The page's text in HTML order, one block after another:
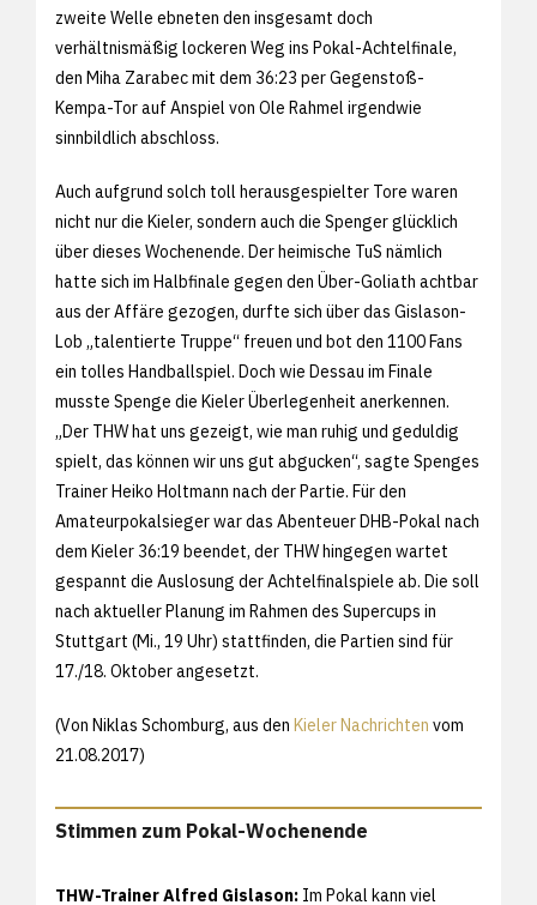
zweite Welle ebneten den insgesamt doch
verhältnismäßig lockeren Weg ins Pokal-Achtelfinale,
den Miha Zarabec mit dem 36:23 per Gegenstoß-
Kempa-Tor auf Anspiel von Ole Rahmel irgendwie
sinnbildlich abschloss.
Auch aufgrund solch toll herausgespielter Tore waren
nicht nur die Kieler, sondern auch die Spenger glücklich
über dieses Wochenende. Der heimische TuS nämlich
hatte sich im Halbfinale gegen den Über-Goliath achtbar
aus der Affäre gezogen, durfte sich über das Gislason-
Lob „talentierte Truppe“ freuen und bot den 1100 Fans
ein tolles Handballspiel. Doch wie Dessau im Finale
musste Spenge die Kieler Überlegenheit anerkennen.
„Der THW hat uns gezeigt, wie man ruhig und geduldig
spielt, das können wir uns gut abgucken“, sagte Spenges
Trainer Heiko Holtmann nach der Partie. Für den
Amateurpokalsieger war das Abenteuer DHB-Pokal nach
dem Kieler 36:19 beendet, der THW hingegen wartet
gespannt die Auslosung der Achtelfinalspiele ab. Die soll
nach aktueller Planung im Rahmen des Supercups in
Stuttgart (Mi., 19 Uhr) stattfinden, die Partien sind für
17./18. Oktober angesetzt.
(Von Niklas Schomburg, aus den Kieler Nachrichten vom
21.08.2017)
Stimmen zum Pokal-Wochenende
THW-Trainer Alfred Gislason: Im Pokal kann viel